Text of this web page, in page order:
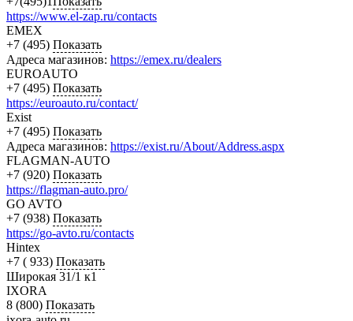
https://www.el-zap.ru/contacts
EMEX
+7 (495) Показать
Адреса магазинов: https://emex.ru/dealers
EUROAUTO
+7 (495) Показать
https://euroauto.ru/contact/
Exist
+7 (495) Показать
Адреса магазинов: https://exist.ru/About/Address.aspx
FLAGMAN-AUTO
+7 (920) Показать
https://flagman-auto.pro/
GO AVTO
+7 (938) Показать
https://go-avto.ru/contacts
Hintex
+7 ( 933) Показать
Широкая 31/1 к1
IXORA
8 (800) Показать